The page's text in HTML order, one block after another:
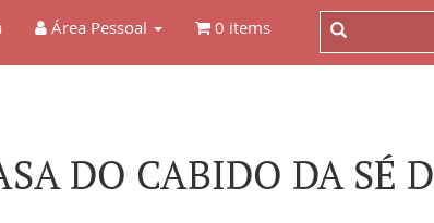
Área Pessoal 0 items
DO CABIDO DA SÉ